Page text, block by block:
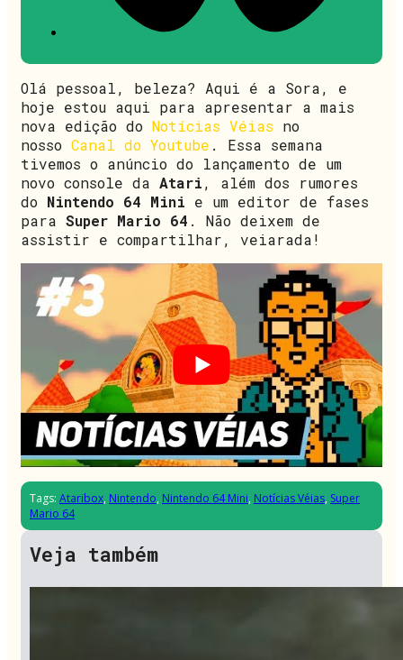
Olá pessoal, beleza? Aqui é a Sora, e
hoje estou aqui para apresentar a mais
nova edição do Notícias Véias no
nosso Canal do Youtube . Essa semana
tivemos o anúncio do lançamento de um
novo console da Atari, além dos rumores
do Nintendo 64 Mini e um editor de fases
para Super Mario 64 . Não deixem de
assistir e compartilhar, veiarada!
Tags: Ataribox, Nintendo, Nintendo 64 Mini, Notícias Véias, Super
Mario 64
Veja também